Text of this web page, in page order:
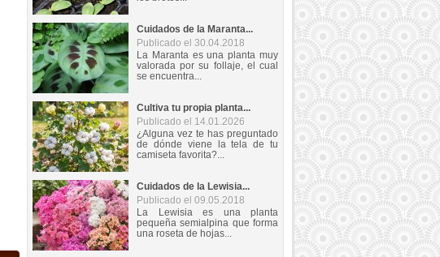
Cuidados de la Maranta...
Publicado el 30.04.2018
La Maranta es una planta muy
valorada por su follaje, el cual
se encuentra...
Cultiva tu propia planta...
Publicado el 14.01.2026
¿Alguna vez te has preguntado
de dónde viene la tela de tu
camiseta favorita?...
Cuidados de la Lewisia...
Publicado el 09.05.2018
La Lewisia es una planta
pequeña semialpina que forma
una roseta de hojas...